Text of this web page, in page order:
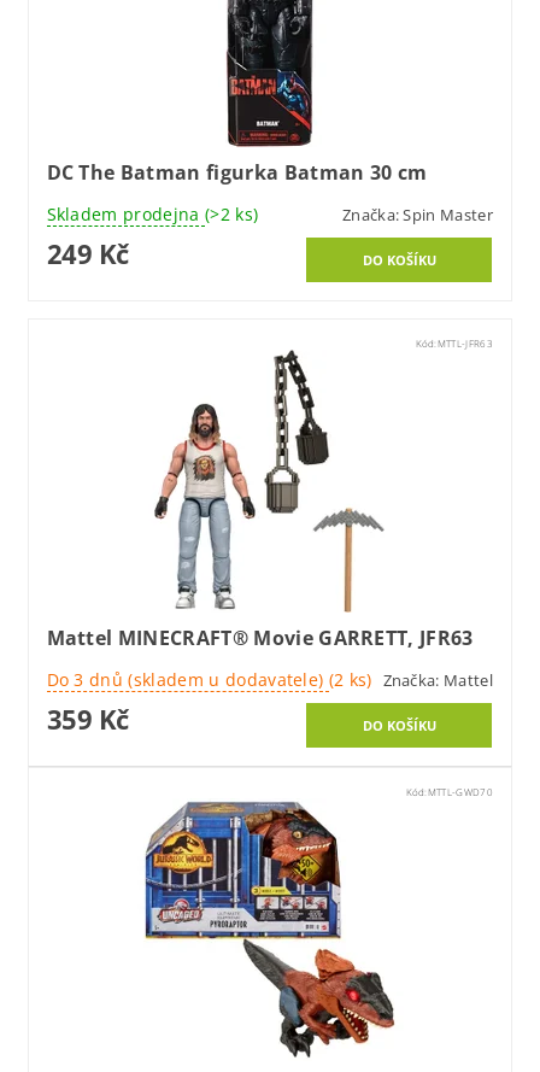
DC The Batman figurka Batman 30 cm
Skladem prodejna (>2 ks) Značka:Spin Master
249 Kč
Kód: MTTL-JFR63
Mattel MINECRAFT® Movie GARRETT, JFR63
Do 3 dnů (skladem u dodavatele) (2 ks) Značka: Mattel
359 Kč
Kód: MTTL-GWD70